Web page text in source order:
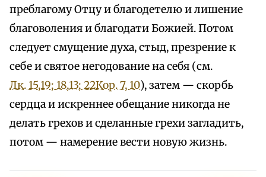
преблагому Отцу и благодетелю и лишение
благоволения и благодати Божией. Потом
следует смущение духа, стыд, презрение к
себе и святое негодование на себя (см.
Лк. 15,19; 18,13; 22Кор. 7, 10), затем — скорбь
сердца и искреннее обещание никогда не
делать грехов и сделанные грехи загладить,
потом — намерение вести новую жизнь.